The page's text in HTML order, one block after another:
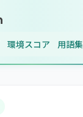
環境スコア 用語集